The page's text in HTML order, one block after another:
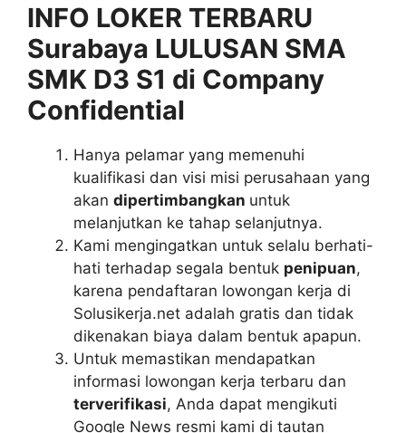
INFO LOKER TERBARU
Surabaya LULUSAN SMA
SMK D3 S1 di Company
Confidential
Hanya pelamar yang memenuhi
kualifikasi dan visi misi perusahaan yang
akan dipertimbangkan untuk
melanjutkan ke tahap selanjutnya.
Kami mengingatkan untuk selalu berhati-
hati terhadap segala bentuk penipuan,
karena pendaftaran lowongan kerja di
Solusikerja.net adalah gratis dan tidak
dikenakan biaya dalam bentuk apapun.
Untuk memastikan mendapatkan
informasi lowongan kerja terbaru dan
terverifikasi, Anda dapat mengikuti
Google News resmi kami di tautan